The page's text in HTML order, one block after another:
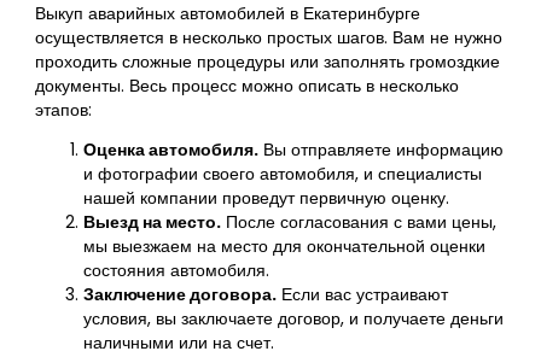
Выкуп аварийных автомобилей в Екатеринбурге
осуществляется в несколько простых шагов. Вам не нужно
проходить сложные процедуры или заполнять громоздкие
документы. Весь процесс можно описать в несколько
этапов:
Оценка автомобиля. Вы отправляете информацию
и фотографии своего автомобиля, и специалисты
нашей компании проведут первичную оценку.
Выезд на место. После согласования с вами цены,
мы выезжаем на место для окончательной оценки
состояния автомобиля.
Заключение договора. Если вас устраивают
условия, вы заключаете договор, и получаете деньги
наличными или на счет.